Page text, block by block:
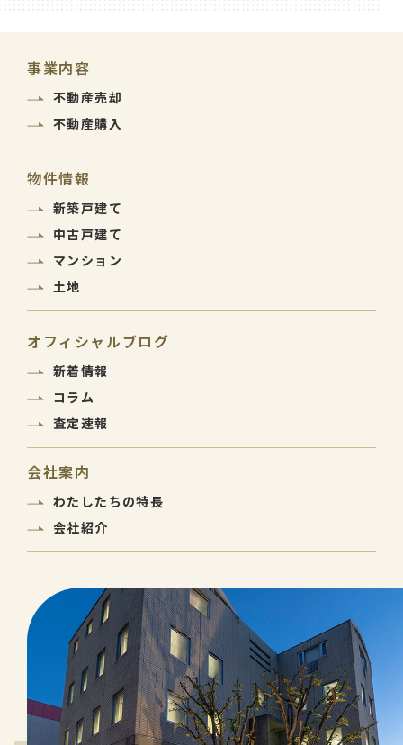
事業内容
不動産売却
不動産購入
物件情報
新築戸建て
中古戸建て
マンション
土地
オフィシャルブログ
新着情報
コラム
査定速報
会社案内
わたしたちの特長
会社紹介